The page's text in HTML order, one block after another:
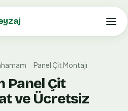
Panel Çit Montajı
Panel Çit
ve Ücretsiz